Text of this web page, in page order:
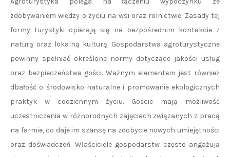
zdobywaniem wiedzy o życiu na wsi oraz rolnictwie. Zasady tej
formy turystyki opierają się na bezpośrednim kontakcie z
naturą oraz lokalną kulturą. Gospodarstwa agroturystyczne
powinny spełniać określone normy dotyczące jakości usług
oraz bezpieczeństwa gości. Ważnym elementem jest również
dbałość o środowisko naturalne i promowanie ekologicznych
praktyk w codziennym życiu. Goście mają możliwość
uczestniczenia w różnorodnych zajęciach związanych z pracą
na farmie, co daje im szansę na zdobycie nowych umiejętności
oraz doświadczeń. Właściciele gospodarstw często angażują